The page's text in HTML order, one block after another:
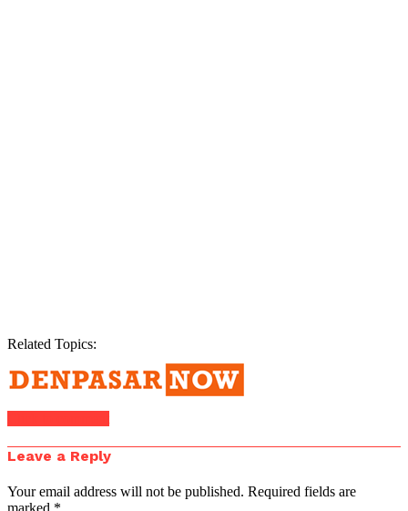
Related Topics:
Leave a Reply
Your email address will not be published. Required fields are